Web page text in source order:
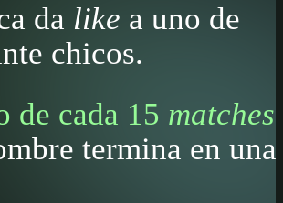
da like a uno de
chicos.
de cada 15 matches
termina en una